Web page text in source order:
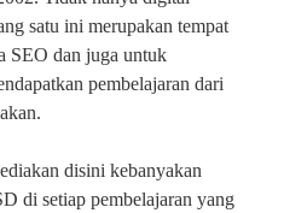
satu ini merupakan tempat
SEO dan juga untuk
pembelajaran dari
disini kebanyakan
di setiap pembelajaran yang